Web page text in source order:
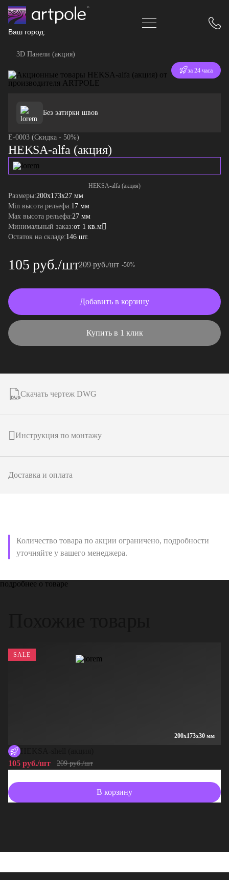
Ваш город:
3D Панели (акция)
Отгрузка
Без затирки швов
E-0003 (Скидка - 50%)
HEKSA-alfa (акция)
HEKSA-alfa (акция)
Размеры:200x173x27 мм
Min высота рельефа:17 мм
Max высота рельефа:27 мм
Минимальный заказ:от 1 кв.м
Остаток на складе:146 шт.
105 руб./шт209 руб./шт -50%
Добавить в корзину
Купить в 1 клик
Скачать чертеж DWG
Инструкция по монтажу
Доставка и оплата
Количество товара по акции ограничено, подробности
уточняйте у вашего менеджера.
подробнее о товаре
200x173x30 мм
SALE
105 руб./шт
209 руб./шт
В корзину